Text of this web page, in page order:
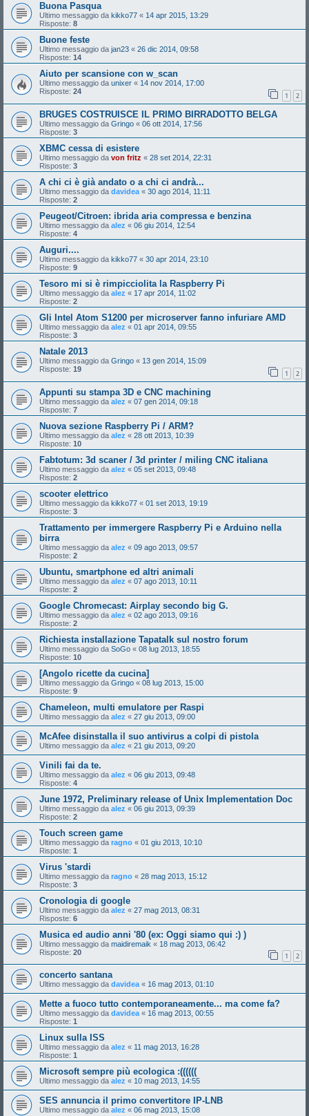
Buona Pasqua
Ultimo messaggio da kikko77 « 14 apr 2015, 13:29
Risposte: 8
Buone feste
Ultimo messaggio da jan23 « 26 dic 2014, 09:58
Risposte: 14
Aiuto per scansione con w_scan
Ultimo messaggio da unixer « 14 nov 2014, 17:00
Risposte: 24 1 2
BRUGES COSTRUISCE IL PRIMO BIRRADOTTO BELGA
Ultimo messaggio da Gringo « 06 ott 2014, 17:56
Risposte: 3
XBMC cessa di esistere
Ultimo messaggio da von fritz « 28 set 2014, 22:31
Risposte: 3
A chi ci è già andato o a chi ci andrà...
Ultimo messaggio da davidea « 30 ago 2014, 11:11
Risposte: 2
Peugeot/Citroen: ibrida aria compressa e benzina
Ultimo messaggio da alez « 06 giu 2014, 12:54
Risposte: 4
Auguri....
Ultimo messaggio da kikko77 « 30 apr 2014, 23:10
Risposte: 9
Tesoro mi si è rimpicciolita la Raspberry Pi
Ultimo messaggio da alez « 17 apr 2014, 11:02
Risposte: 2
Gli Intel Atom S1200 per microserver fanno infuriare AMD
Ultimo messaggio da alez « 01 apr 2014, 09:55
Risposte: 3
Natale 2013
Ultimo messaggio da Gringo « 13 gen 2014, 15:09
Risposte: 19 1 2
Appunti su stampa 3D e CNC machining
Ultimo messaggio da alez « 07 gen 2014, 09:18
Risposte: 7
Nuova sezione Raspberry Pi / ARM?
Ultimo messaggio da alez « 28 ott 2013, 10:39
Risposte: 10
Fabtotum: 3d scaner / 3d printer / miling CNC italiana
Ultimo messaggio da alez « 05 set 2013, 09:48
Risposte: 2
scooter elettrico
Ultimo messaggio da kikko77 « 01 set 2013, 19:19
Risposte: 3
Trattamento per immergere Raspberry Pi e Arduino nella
birra
Ultimo messaggio da alez « 09 ago 2013, 09:57
Risposte: 2
Ubuntu, smartphone ed altri animali
Ultimo messaggio da alez « 07 ago 2013, 10:11
Risposte: 2
Google Chromecast: Airplay secondo big G.
Ultimo messaggio da alez « 02 ago 2013, 09:16
Risposte: 2
Richiesta installazione Tapatalk sul nostro forum
Ultimo messaggio da SoGo « 08 lug 2013, 18:55
Risposte: 10
[Angolo ricette da cucina]
Ultimo messaggio da Gringo « 08 lug 2013, 15:00
Risposte: 9
Chameleon, multi emulatore per Raspi
Ultimo messaggio da alez « 27 giu 2013, 09:00
McAfee disinstalla il suo antivirus a colpi di pistola
Ultimo messaggio da alez « 21 giu 2013, 09:20
Vinili fai da te.
Ultimo messaggio da alez « 06 giu 2013, 09:48
Risposte: 4
June 1972, Preliminary release of Unix Implementation Doc
Ultimo messaggio da alez « 06 giu 2013, 09:39
Risposte: 2
Touch screen game
Ultimo messaggio da ragno « 01 giu 2013, 10:10
Risposte: 1
Virus 'stardi
Ultimo messaggio da ragno « 28 mag 2013, 15:12
Risposte: 3
Cronologia di google
Ultimo messaggio da alez « 27 mag 2013, 08:31
Risposte: 6
Musica ed audio anni '80 (ex: Oggi siamo qui :) )
Ultimo messaggio da maidiremaik « 18 mag 2013, 06:42
Risposte: 20 1 2
concerto santana
Ultimo messaggio da davidea « 16 mag 2013, 01:10
Mette a fuoco tutto contemporaneamente... ma come fa?
Ultimo messaggio da davidea « 16 mag 2013, 00:55
Risposte: 1
Linux sulla ISS
Ultimo messaggio da alez « 11 mag 2013, 16:28
Risposte: 1
Microsoft sempre più ecologica :((((((
Ultimo messaggio da alez « 10 mag 2013, 14:55
SES annuncia il primo convertitore IP-LNB
Ultimo messaggio da alez « 06 mag 2013, 15:08